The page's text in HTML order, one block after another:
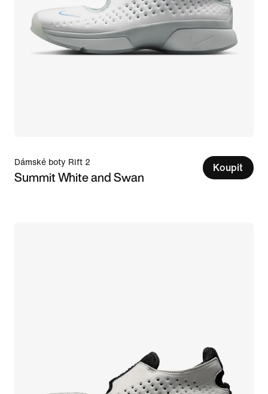
Dámské boty Rift 2
Summit White and Swan
Koupit